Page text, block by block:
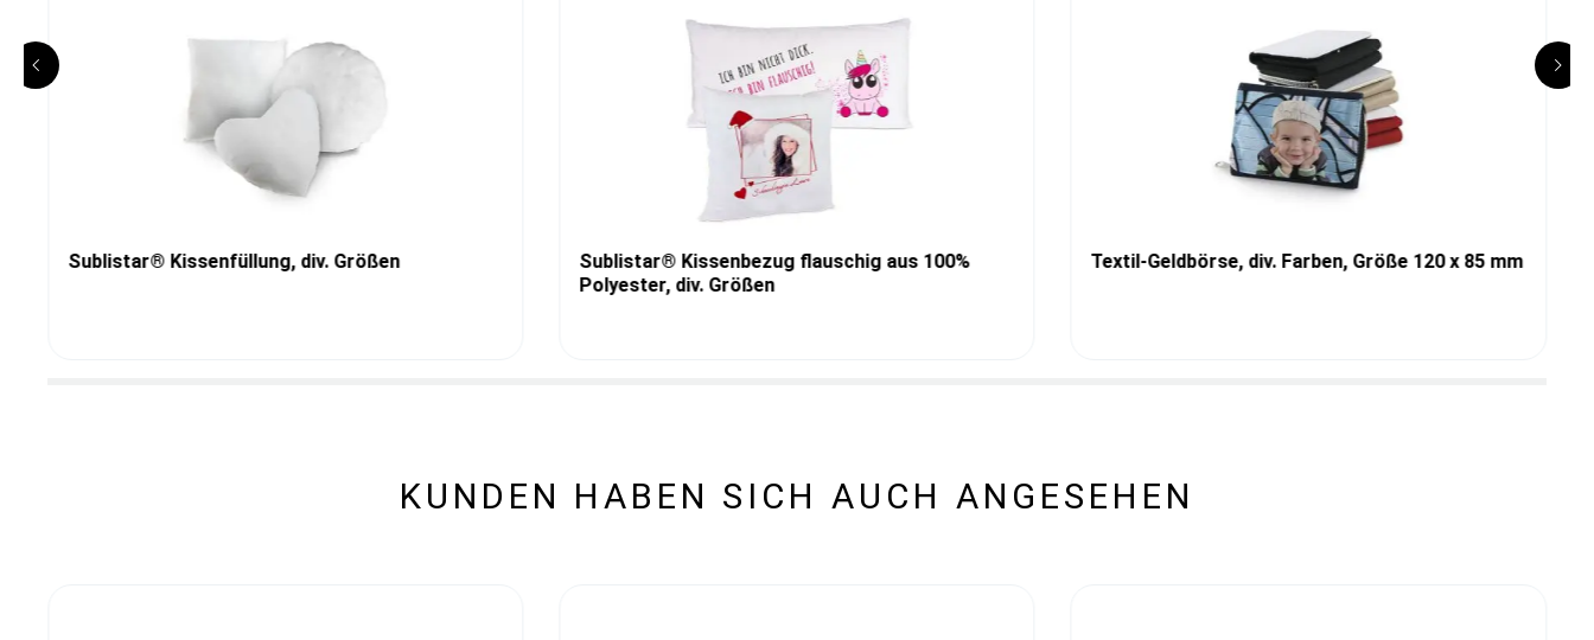
Sublistar® Kissenfüllung, div. Größen
Sublistar® Kissenbezug flauschig aus 100%
Polyester, div. Größen
Textil-Geldbörse, div. Farben, Größe 120 x 85 mm
KUNDEN HABEN SICH AUCH ANGESEHEN